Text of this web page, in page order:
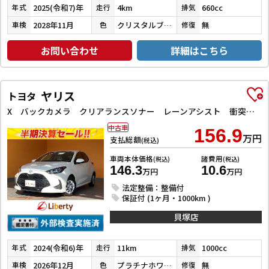
年式 2025(令和7)年 走行 4km 排気 660cc
車検 2028年11月 色 クリスタルブラックパール 修復 無
お問い合わせ 詳細はこちら
トヨタ ヤリス
X バックカメラ クリアランスソナー レーンアシスト 衝突被害軽減システム オートマチックハイビーム オートライト キーレスエントリー 電動格納ミラー CVT 盗難防止システム 衝突安全ボディ ABS
支払総額(税込) 156.9万円
車両本体価格(税込)
146.3万円
諸費用(税込)
10.6万円
法定整備：整備付
保証付 (1ヶ月・1000km )
中古車
貝塚店
年式 2024(令和6)年 走行 11km 排気 1000cc
車検 2026年12月 色 プラチナホワイトパールマイカ 修復 無